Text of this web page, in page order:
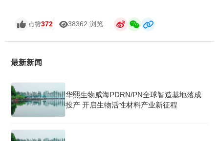
点赞372 38362 浏览
最新新闻
华熙生物威海PDRN/PN全球智造基地落成
投产 开启生物活性材料产业新征程